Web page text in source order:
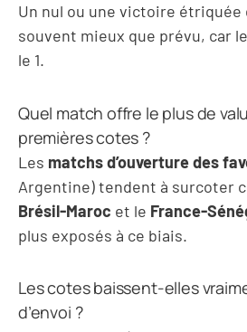
Un nul ou une victoire étriquée
souvent mieux que prévu, car
le 1.
Quel match offre le plus de
premières cotes ?
Les matchs d’ouverture des
Argentine) tendent à surcoter
Brésil-Maroc et le France-
plus exposés à ce biais.
Les cotes baissent-elles
d’envoi ?